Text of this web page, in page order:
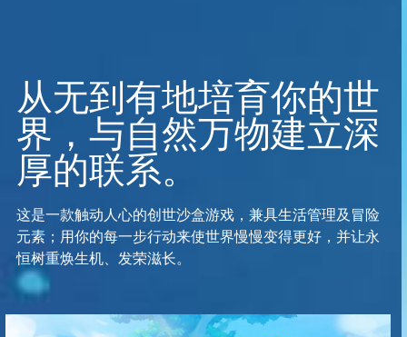
从无到有地培育你的世
界，与自然万物建立深
厚的联系。
这是一款触动人心的创世沙盒游戏，兼具生活管理及冒险
元素；用你的每一步行动来使世界慢慢变得更好，并让永
恒树重焕生机、发荣滋长。